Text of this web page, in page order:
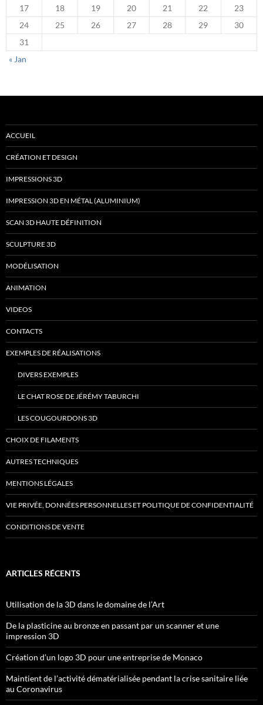
17 18 19 20 21 22
23
24
25 26 27 28 29
30
31
« Jan
ACCUEIL
CRÉATION ET DESIGN
IMPRESSIONS 3D
IMPRESSION 3D EN MÉTAL (ALUMINIUM)
SCAN 3D HAUTE DÉFINITION
SCULPTURE 3D
MODÉLISATION
ANIMATION
VIDEOS
CONTACTS
EXEMPLES DE RÉALISATIONS
DIVERS EXEMPLES
LE CHAT ROSE DE JÉRÉMY TABURCHI
LES COUGOURDONS 3D
CHOIX DE FILAMENTS
AUTRES TECHNIQUES
MENTIONS LÉGALES
VIE PRIVÉE, DONNÉES PERSONNELLES ET POLITIQUE DE CONFIDENTIALITÉ
CONDITIONS DE VENTE
ARTICLES RÉCENTS
Utilisation de la 3D dans le domaine de l’Art
De la plasticine au bronze en passant par un scanner et une
impression 3D
Création d’un logo 3D pour une entreprise de Monaco
Maintient de l’activité dématérialisée pendant la crise sanitaire liée
au Coronavirus